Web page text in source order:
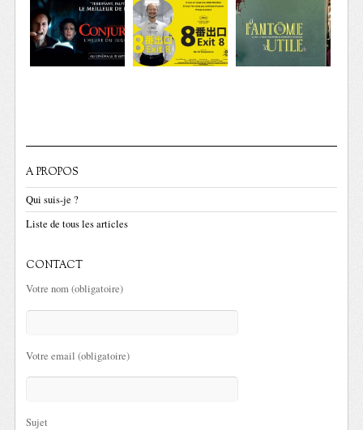
A PROPOS
Qui suis-je ?
Liste de tous les articles
CONTACT
Votre nom (obligatoire)
Votre email (obligatoire)
Sujet